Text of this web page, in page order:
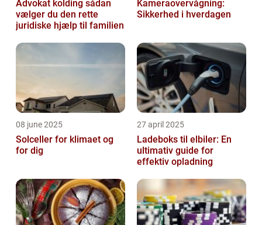
Advokat kolding sådan
vælger du den rette
juridiske hjælp til familien
Kameraovervågning:
Sikkerhed i hverdagen
08 june 2025
Solceller for klimaet og
for dig
27 april 2025
Ladeboks til elbiler: En
ultimativ guide for
effektiv opladning